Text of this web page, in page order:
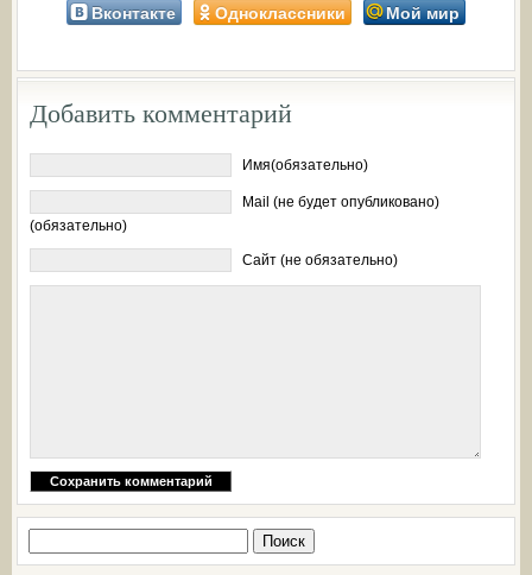
Вконтакте Одноклассники Мой мир
Добавить комментарий
Имя(обязательно)
Mail (не будет опубликовано)
(обязательно)
Сайт (не обязательно)